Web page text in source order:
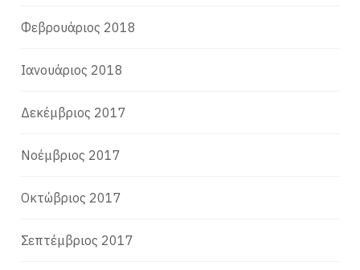
Φεβρουάριος 2018
Ιανουάριος 2018
Δεκέμβριος 2017
Νοέμβριος 2017
Οκτώβριος 2017
Σεπτέμβριος 2017